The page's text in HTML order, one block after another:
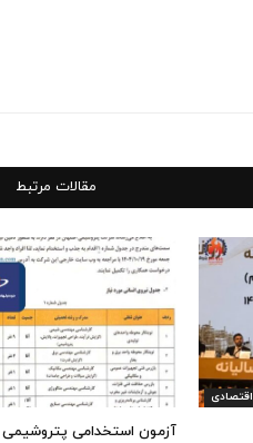
مقالات مرتبط
اقتصادی
آزمون استخدامی